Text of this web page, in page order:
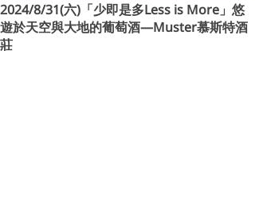
2024/8/31(六)「少即是多Less is More」悠
遊於天空與大地的葡萄酒—Muster慕斯特酒
莊